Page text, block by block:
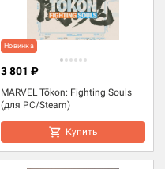
Новинка
MARVEL Tōkon: Fighting Souls
(для PC/Steam)
3 801 ₽
Купить